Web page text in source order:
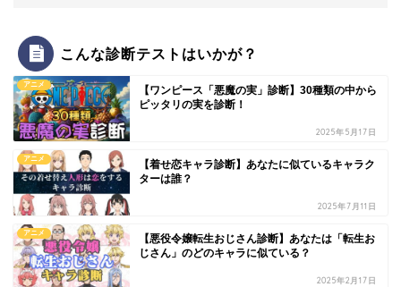
こんな診断テストはいかが？
アニメ
【ワンピース「悪魔の実」診断】30種類の中から
ピッタリの実を診断！
2025年5月17日
アニメ
【着せ恋キャラ診断】あなたに似ているキャラク
ターは誰？
2025年7月11日
アニメ
【悪役令嬢転生おじさん診断】あなたは「転生お
じさん」のどのキャラに似ている？
2025年2月17日